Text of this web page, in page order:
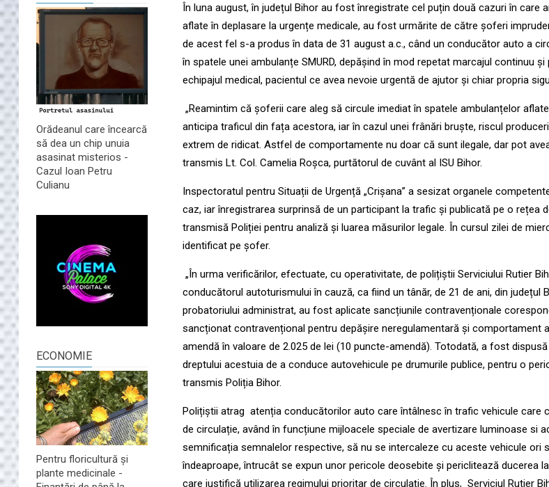
Orădeanul care încearcă
să dea un chip unuia
asasinat misterios -
Cazul Ioan Petru
Culianu
ECONOMIE
Pentru floricultură și
plante medicinale -
În luna august, în județul Bihor au fost înregistrate cel puțin două cazuri în care
aflate în deplasare la urgențe medicale, au fost urmărite de către șoferi
de acest fel s-a produs în data de 31 august a.c., când un conducător auto a
în spatele unei ambulanțe SMURD, depășind în mod repetat marcajul continuu și
echipajul medical, pacientul ce avea nevoie urgentă de ajutor și chiar propria
„Reamintim că șoferii care aleg să circule imediat în spatele ambulanțelor
anticipa traficul din fața acestora, iar în cazul unei frânări bruște, riscul
extrem de ridicat. Astfel de comportamente nu doar că sunt ilegale, dar pot
transmis Lt. Col. Camelia Roșca, purtătorul de cuvânt al ISU Bihor.
Inspectoratul pentru Situații de Urgență „Crișana” a sesizat organele
caz, iar înregistrarea surprinsă de un participant la trafic și publicată pe o rețea
transmisă Poliției pentru analiză și luarea măsurilor legale. În cursul zilei de
identificat pe șofer.
„În urma verificărilor, efectuate, cu operativitate, de polițiștii Serviciului Rutier
conducătorul autoturismului în cauză, ca fiind un tânăr, de 21 de ani, din județul
probatoriului administrat, au fost aplicate sancțiunile contravenționale
sancționat contravențional pentru depășire neregulamentară și comportament
amendă în valoare de 2.025 de lei (10 puncte-amendă). Totodată, a fost
dreptului acestuia de a conduce autovehicule pe drumurile publice, pentru o
transmis Poliția Bihor.
Polițiștii atrag atenția conducătorilor auto care întâlnesc în trafic vehicule care
de circulație, având în funcțiune mijloacele speciale de avertizare luminoase si
semnificația semnalelor respective, să nu se intercaleze cu aceste vehicule ori
îndeaproape, întrucât se expun unor pericole deosebite și periclitează ducerea
care justifică utilizarea regimului prioritar de circulație. În plus, Serviciul Rutier